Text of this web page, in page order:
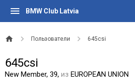
BMW Club Latvia
Пользователи 645csi
645csi
New Member, 39, из EUROPEAN UNION